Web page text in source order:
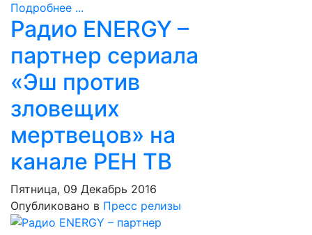
Подробнее ...
Радио ENERGY –
партнер сериала
«Эш против
зловещих
мертвецов» на
канале РЕН ТВ
Пятница, 09 Декабрь 2016
Опубликовано в Пресс релизы